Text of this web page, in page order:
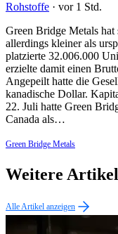
Rohstoffe · vor 1 Std.
Green Bridge Metals hat
allerdings kleiner als
platzierte 32.006.000
erzielte damit einen
Angepeilt hatte die
kanadische Dollar.
22. Juli hatte Green
Canada als…
Green Bridge Metals
Weitere
Alle Artikel anzeigen